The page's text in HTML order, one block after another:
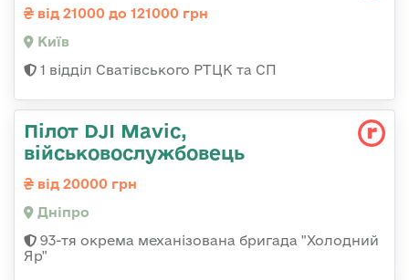
від 21000 до 121000 грн
Київ
1 відділ Сватівського РТЦК та СП
Пілот DJI Mavic,
військовослужбовець
від 20000 грн
Дніпро
93-тя окрема механізована бригада "Холодний
Яр"